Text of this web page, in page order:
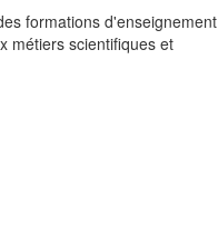
formations d'enseignement
métiers scientifiques et